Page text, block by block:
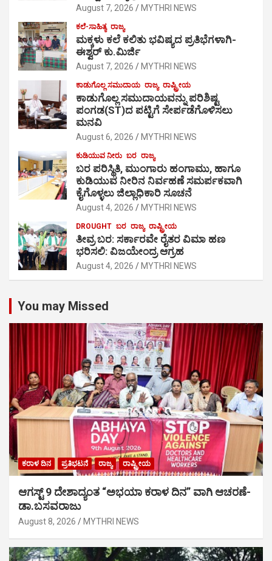
August 7, 2026 MYTHRI NEWS
ಕಲೆ-ಸಾಹಿತ್ಯ ರಾಜ್ಯ
ಮಕ್ಕಳು ಕಲೆ ಕಲಿತು ಭವಿಷ್ಯದ ಪ್ರತಿಭೆಗಳಾಗಿ-
ಈಶ್ವರ್ ಕು.ಮಿರ್ಜಿ
August 7, 2026 MYTHRI NEWS
ಕಾಡುಗೊಲ್ಲ ಸಮುದಾಯ ರಾಜ್ಯ ರಾಷ್ಟ್ರೀಯ
ಕಾಡುಗೊಲ್ಲ ಸಮುದಾಯವನ್ನು ಪರಿಶಿಷ್ಟ
ಪಂಗಡ(ST)ದ ಪಟ್ಟಿಗೆ ಸೇರ್ಪಡೆಗೊಳಿಸಲು
ಮನವಿ
August 6, 2026 MYTHRI NEWS
ಕುಡಿಯುವ ನೀರು ಬರ ರಾಜ್ಯ
ಬರ ಪರಿಸ್ಥಿತಿ, ಮುಂಗಾರು ಹಂಗಾಮು, ಹಾಗೂ
ಕುಡಿಯುವ ನೀರಿನ ನಿರ್ವಹಣೆ ಸಮರ್ಪಕವಾಗಿ
ಕೈಗೊಳ್ಳಲು ಜಿಲ್ಲಾಧಿಕಾರಿ ಸೂಚನೆ
August 4, 2026 MYTHRI NEWS
DROUGHT ಬರ ರಾಜ್ಯ ರಾಷ್ಟ್ರೀಯ
ತೀವ್ರ ಬರ: ಸರ್ಕಾರವೇ ರೈತರ ವಿಮಾ ಹಣ
ಭರಿಸಲಿ: ವಿಜಯೇಂದ್ರ ಆಗ್ರಹ
August 4, 2026 MYTHRI NEWS
You may Missed
ಕರಾಳ ದಿನ ಪ್ರತಿಭಟನೆ ರಾಜ್ಯ ರಾಷ್ಟ್ರೀಯ
ಆಗಸ್ಟ್ 9 ದೇಶಾದ್ಯಂತ “ಅಭಯಾ ಕರಾಳ ದಿನ” ವಾಗಿ ಆಚರಣೆ-
ಡಾ.ಬಸವರಾಜು
August 8, 2026 MYTHRI NEWS